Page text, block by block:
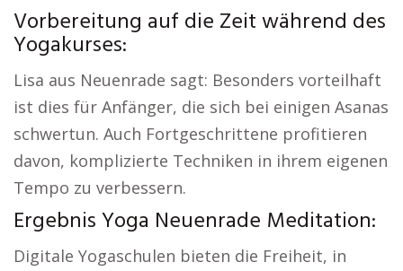
Vorbereitung auf die Zeit während des
Yogakurses:
Lisa aus Neuenrade sagt: Besonders vorteilhaft
ist dies für Anfänger, die sich bei einigen Asanas
schwertun. Auch Fortgeschrittene profitieren
davon, komplizierte Techniken in ihrem eigenen
Tempo zu verbessern.
Ergebnis Yoga Neuenrade Meditation:
Digitale Yogaschulen bieten die Freiheit, in